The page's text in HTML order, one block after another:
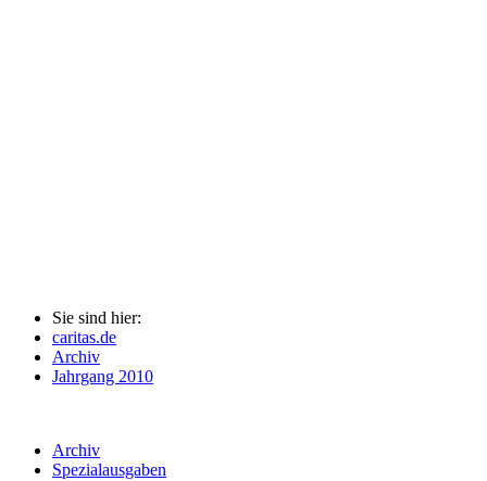
Sie sind hier:
caritas.de
Archiv
Jahrgang 2010
Archiv
Spezialausgaben